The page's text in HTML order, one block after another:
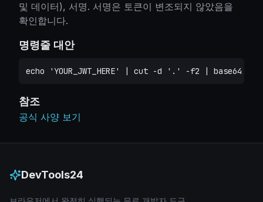
및 데이터), 서명. 서명은 토큰이 변조되지 않았음을
확인합니다.
명령줄 대안
echo 'YOUR_JWT_HERE' | cut -d '.' -f2 | base64 --
참조
공식 사양 보기
DevTools24